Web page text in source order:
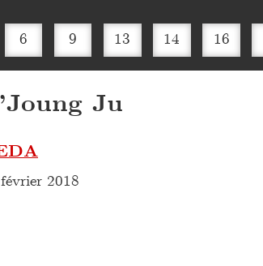
6 9 13 14 16
Ju
2018